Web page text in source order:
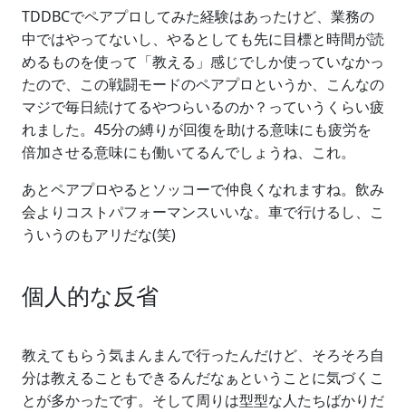
TDDBCでペアプロしてみた経験はあったけど、業務の
中ではやってないし、やるとしても先に目標と時間が読
めるものを使って「教える」感じでしか使っていなかっ
たので、この戦闘モードのペアプロというか、こんなの
マジで毎日続けてるやつらいるのか？っていうくらい疲
れました。45分の縛りが回復を助ける意味にも疲労を
倍加させる意味にも働いてるんでしょうね、これ。
あとペアプロやるとソッコーで仲良くなれますね。飲み
会よりコストパフォーマンスいいな。車で行けるし、こ
ういうのもアリだな(笑)
個人的な反省
教えてもらう気まんまんで行ったんだけど、そろそろ自
分は教えることもできるんだなぁということに気づくこ
とが多かったです。そして周りは型型な人たちばかりだ